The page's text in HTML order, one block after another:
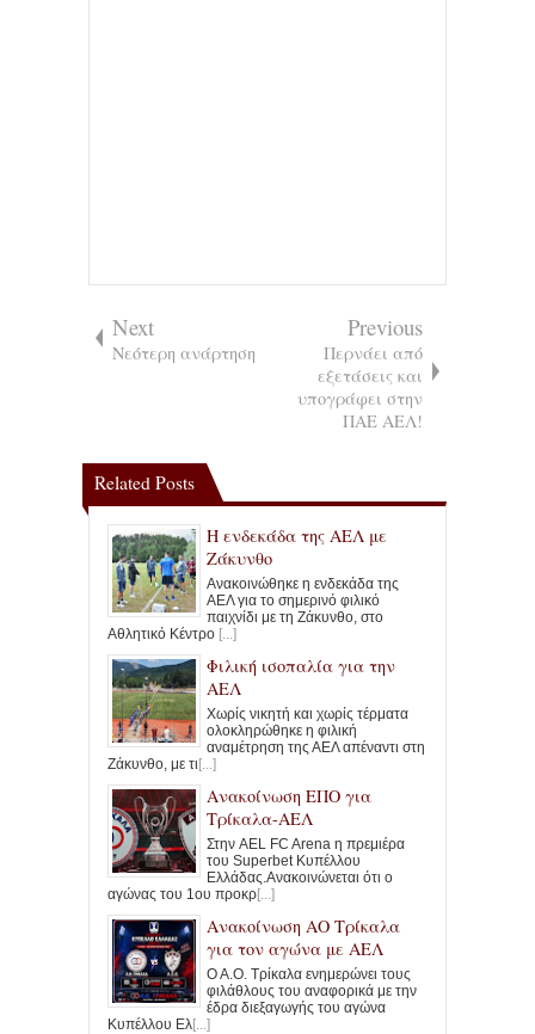
Next
Νεότερη ανάρτηση
Previous
Περνάει από
εξετάσεις και
υπογράφει στην
ΠΑΕ ΑΕΛ!
Related Posts
Η ενδεκάδα της ΑΕΛ με
Ζάκυνθο
Ανακοινώθηκε η ενδεκάδα της
ΑΕΛ για το σημερινό φιλικό
παιχνίδι με τη Ζάκυνθο, στο
Αθλητικό Κέντρο [...]
Φιλική ισοπαλία για την
ΑΕΛ
Χωρίς νικητή και χωρίς τέρματα
ολοκληρώθηκε η φιλική
αναμέτρηση της ΑΕΛ απέναντι στη
Ζάκυνθο, με τι[...]
Ανακοίνωση ΕΠΟ για
Τρίκαλα-ΑΕΛ
Στην AEL FC Arena η πρεμιέρα
του Superbet Κυπέλλου
Ελλάδας.Ανακοινώνεται ότι ο
αγώνας του 1ου προκρ[...]
Ανακοίνωση ΑΟ Τρίκαλα
για τον αγώνα με ΑΕΛ
Ο Α.Ο. Τρίκαλα ενημερώνει τους
φιλάθλους του αναφορικά με την
έδρα διεξαγωγής του αγώνα
Κυπέλλου Ελ[...]